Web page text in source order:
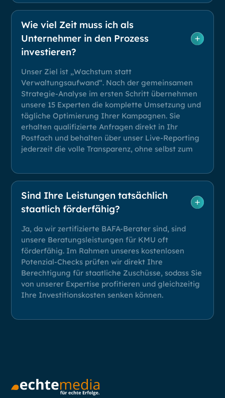
Wie viel Zeit muss ich als
Unternehmer in den Prozess
investieren?
Unser Ziel ist „Wachstum statt
Verwaltungsaufwand“. Nach der gemeinsamen
Strategie-Analyse im ersten Schritt übernehmen
unsere 15 Experten die komplette Umsetzung und
tägliche Optimierung Ihrer Kampagnen. Sie
erhalten qualifizierte Anfragen direkt in Ihr
Postfach und behalten über unser Live-Reporting
jederzeit die volle Transparenz, ohne selbst zum
Sind Ihre Leistungen tatsächlich
staatlich förderfähig?
Ja, da wir zertifizierte BAFA-Berater sind, sind
unsere Beratungsleistungen für KMU oft
förderfähig. Im Rahmen unseres kostenlosen
Potenzial-Checks prüfen wir direkt Ihre
Berechtigung für staatliche Zuschüsse, sodass Sie
von unserer Expertise profitieren und gleichzeitig
Ihre Investitionskosten senken können.